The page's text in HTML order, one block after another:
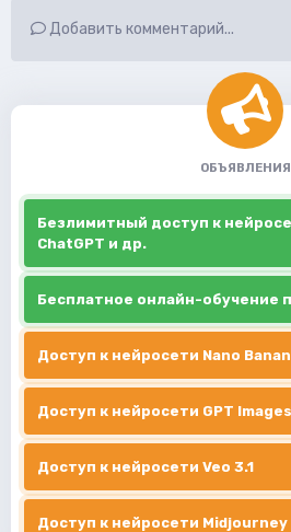
Добавить комментарий...
ОБЪЯВЛЕНИЯ
Безлимитный доступ к
ChatGPT и др.
Бесплатное онлайн-обучение
Доступ к нейросети Nano
Доступ к нейросети GPT
Доступ к нейросети Veo 3.1
Доступ к нейросети Midjourney